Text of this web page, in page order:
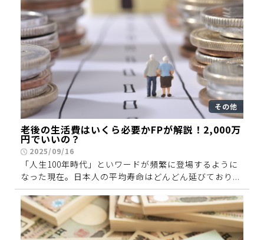
その他
老後の生活費はいくら必要かFPが解説！2,000万
円でいいの？
2025/09/16
「人生100年時代」といワードが頻繁に登場するように
なった現在。日本人の平均寿命はどんどん延びており...